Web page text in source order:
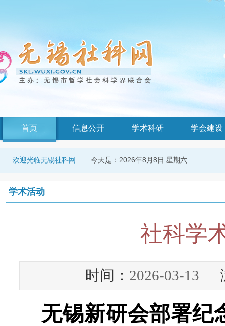
首页 信息公开 学术科研 学会建设
欢迎光临无锡社科网 今天是： 2026年8月8日 星期六
学术活动
社科学
时间： 2026-03-13
无锡新研会部署纪